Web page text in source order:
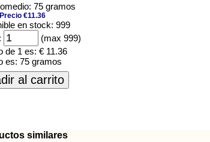
75 gramos
Precio €11.36
en stock: 999
(max 999)
de 1 es: € 11.36
es: 75 gramos
al carrito
similares